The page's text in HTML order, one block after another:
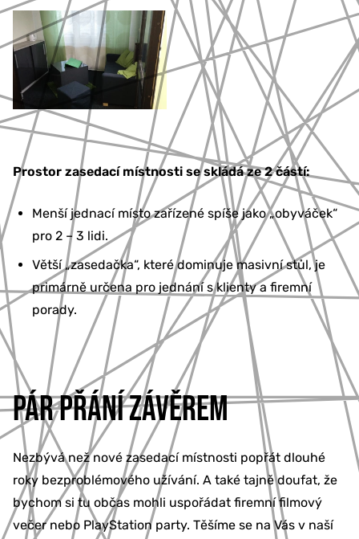
Prostor zasedací místnosti se skládá ze 2 částí:
Menší jednací místo zařízené spíše jako „obyváček“
pro 2 – 3 lidi.
Větší „zasedačka“, které dominuje masivní stůl, je
primárně určena pro jednání s klienty a firemní
porady.
PÁR PŘÁNÍ ZÁVĚREM
Nezbývá než nové zasedací místnosti popřát dlouhé
roky bezproblémového užívání. A také tajně doufat, že
bychom si tu občas mohli uspořádat firemní filmový
večer nebo PlayStation party. Těšíme se na Vás v naší